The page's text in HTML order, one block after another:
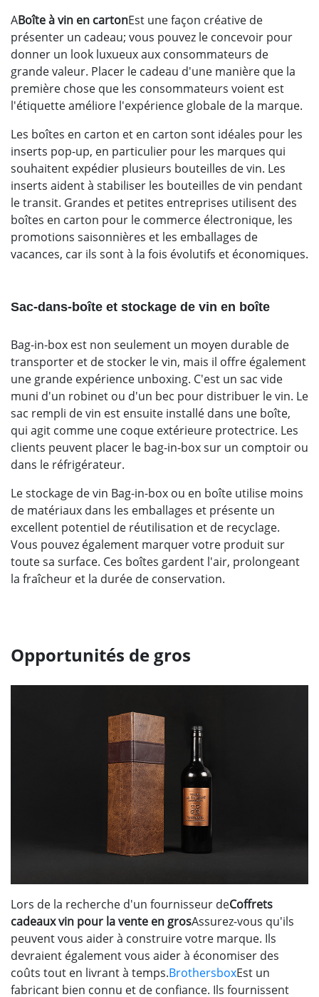
ABoîte à vin en cartonEst une façon créative de
présenter un cadeau; vous pouvez le concevoir pour
donner un look luxueux aux consommateurs de
grande valeur. Placer le cadeau d'une manière que la
première chose que les consommateurs voient est
l'étiquette améliore l'expérience globale de la marque.
Les boîtes en carton et en carton sont idéales pour les
inserts pop-up, en particulier pour les marques qui
souhaitent expédier plusieurs bouteilles de vin. Les
inserts aident à stabiliser les bouteilles de vin pendant
le transit. Grandes et petites entreprises utilisent des
boîtes en carton pour le commerce électronique, les
promotions saisonnières et les emballages de
vacances, car ils sont à la fois évolutifs et économiques.
Sac-dans-boîte et stockage de vin en boîte
Bag-in-box est non seulement un moyen durable de
transporter et de stocker le vin, mais il offre également
une grande expérience unboxing. C'est un sac vide
muni d'un robinet ou d'un bec pour distribuer le vin. Le
sac rempli de vin est ensuite installé dans une boîte,
qui agit comme une coque extérieure protectrice. Les
clients peuvent placer le bag-in-box sur un comptoir ou
dans le réfrigérateur.
Le stockage de vin Bag-in-box ou en boîte utilise moins
de matériaux dans les emballages et présente un
excellent potentiel de réutilisation et de recyclage.
Vous pouvez également marquer votre produit sur
toute sa surface. Ces boîtes gardent l'air, prolongeant
la fraîcheur et la durée de conservation.
Opportunités de gros
Lors de la recherche d'un fournisseur deCoffrets
cadeaux vin pour la vente en grosAssurez-vous qu'ils
peuvent vous aider à construire votre marque. Ils
devraient également vous aider à économiser des
coûts tout en livrant à temps.BrothersboxEst un
fabricant bien connu et de confiance. Ils fournissent